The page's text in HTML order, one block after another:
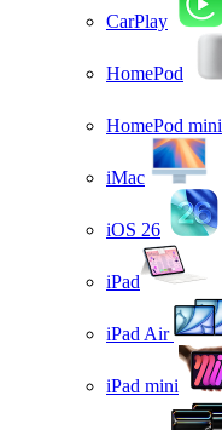
CarPlay
HomePod
HomePod mini
iMac
iOS 26
iPad
iPad Air
iPad mini